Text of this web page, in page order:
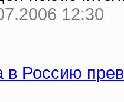
12:30
в Россию